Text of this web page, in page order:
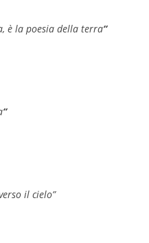
è la poesia della terra“
“
il cielo”